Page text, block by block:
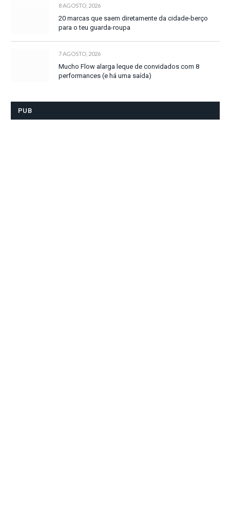
8 AGOSTO, 2026
20 marcas que saem diretamente da cidade-berço
para o teu guarda-roupa
7 AGOSTO, 2026
Mucho Flow alarga leque de convidados com 8
performances (e há uma saída)
PUB